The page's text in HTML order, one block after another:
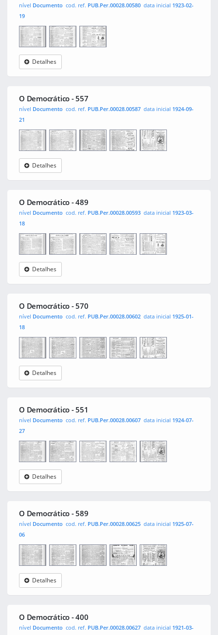
nível Documento cod. ref. PUB.Per.00028.00580 data inicial 1923-02-
19
O
0001
Detalhes
O Democrático - 557
nível Documento cod. ref. PUB.Per.00028.00587 data inicial 1924-09-
21
O
0001
Detalhes
O Democrático - 489
nível Documento cod. ref. PUB.Per.00028.00593 data inicial 1923-03-
18
O
0001
Detalhes
O Democrático - 570
nível Documento cod. ref. PUB.Per.00028.00602 data inicial 1925-01-
18
O
0001
Detalhes
O Democrático - 551
nível Documento cod. ref. PUB.Per.00028.00607 data inicial 1924-07-
27
O
0001
Detalhes
O Democrático - 589
nível Documento cod. ref. PUB.Per.00028.00625 data inicial 1925-07-
06
O
0001
Detalhes
O Democrático - 400
nível Documento cod. ref. PUB.Per.00028.00627 data inicial 1921-03-